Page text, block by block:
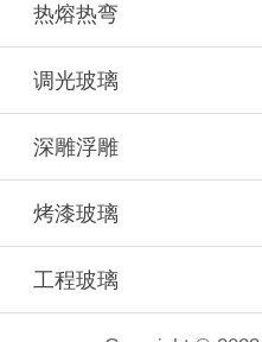
热熔热弯
调光玻璃
深雕浮雕
烤漆玻璃
工程玻璃